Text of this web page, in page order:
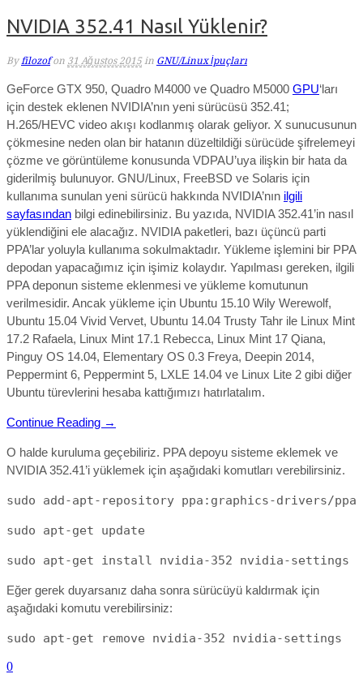
NVIDIA 352.41 Nasıl Yüklenir?
By filozof on 31 Ağustos 2015 in GNU/Linux İpuçları
GeForce GTX 950, Quadro M4000 ve Quadro M5000 GPU‘ları
için destek eklenen NVIDIA’nın yeni sürücüsü 352.41;
H.265/HEVC video akışı kodlanmış olarak geliyor. X sunucusunun
çökmesine neden olan bir hatanın düzeltildiği sürücüde şifrelemeyi
çözme ve görüntüleme konusunda VDPAU’uya ilişkin bir hata da
giderilmiş bulunuyor. GNU/Linux, FreeBSD ve Solaris için
kullanıma sunulan yeni sürücü hakkında NVIDIA’nın ilgili
sayfasından bilgi edinebilirsiniz. Bu yazıda, NVIDIA 352.41’in nasıl
yüklendiğini ele alacağız. NVIDIA paketleri, bazı üçüncü parti
PPA’lar yoluyla kullanıma sokulmaktadır. Yükleme işlemini bir PPA
depodan yapacağımız için işimiz kolaydır. Yapılması gereken, ilgili
PPA deponun sisteme eklenmesi ve yükleme komutunun
verilmesidir. Ancak yükleme için Ubuntu 15.10 Wily Werewolf,
Ubuntu 15.04 Vivid Vervet, Ubuntu 14.04 Trusty Tahr ile Linux Mint
17.2 Rafaela, Linux Mint 17.1 Rebecca, Linux Mint 17 Qiana,
Pinguy OS 14.04, Elementary OS 0.3 Freya, Deepin 2014,
Peppermint 6, Peppermint 5, LXLE 14.04 ve Linux Lite 2 gibi diğer
Ubuntu türevlerini hesaba kattığımızı hatırlatalım.
Continue Reading →
O halde kuruluma geçebiliriz. PPA depoyu sisteme eklemek ve
NVIDIA 352.41’i yüklemek için aşağıdaki komutları verebilirsiniz.
sudo add-apt-repository ppa:graphics-drivers/ppa
sudo apt-get update
sudo apt-get install nvidia-352 nvidia-settings
Eğer gerek duyarsanız daha sonra sürücüyü kaldırmak için
aşağıdaki komutu verebilirsiniz:
sudo apt-get remove nvidia-352 nvidia-settings
0